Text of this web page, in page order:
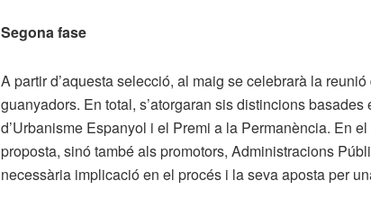
Segona fase
A partir d’aquesta selecció, al maig se celebrarà la
guanyadors. En total, s’atorgaran sis distincions
d’Urbanisme Espanyol i el Premi a la Permanència. En
proposta, sinó també als promotors, Administracions
necessària implicació en el procés i la seva aposta per